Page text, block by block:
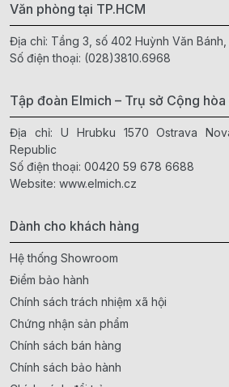
Văn phòng tại TP.HCM
Địa chỉ: Tầng 3, số 402 Huỳnh Văn Bánh,
Số điện thoại: (028)3810.6968
Tập đoàn Elmich – Trụ sở Cộng hòa
Địa chỉ: U Hrubku 1570 Ostrava
Republic
Số điện thoại: 00420 59 678 6688
Website: www.elmich.cz
Dành cho khách hàng
Hệ thống Showroom
Điểm bảo hành
Chính sách trách nhiệm xã hội
Chứng nhận sản phẩm
Chính sách bán hàng
Chính sách bảo hành